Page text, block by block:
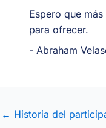
Espero que
para ofrecer.
- Abraham
← Historia del